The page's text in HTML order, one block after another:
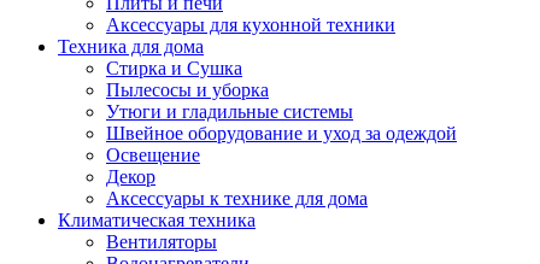
Аксессуары для кухонной техники
Техника для дома
Стирка и Сушка
Пылесосы и уборка
Утюги и гладильные системы
Швейное оборудование и уход за одеждой
Освещение
Декор
Аксессуары к технике для дома
Климатическая техника
Вентиляторы